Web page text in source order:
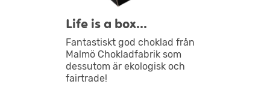
Life is a box...
Fantastiskt god choklad från
Malmö Chokladfabrik som
dessutom är ekologisk och
fairtrade!